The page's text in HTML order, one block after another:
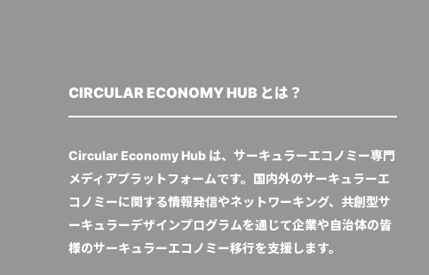
CIRCULAR ECONOMY HUB とは？
Circular Economy Hub は、サーキュラーエコノミー専門
メディアプラットフォームです。国内外のサーキュラーエ
コノミーに関する情報発信やネットワーキング、共創型サ
ーキュラーデザインプログラムを通じて企業や自治体の皆
様のサーキュラーエコノミー移行を支援します。